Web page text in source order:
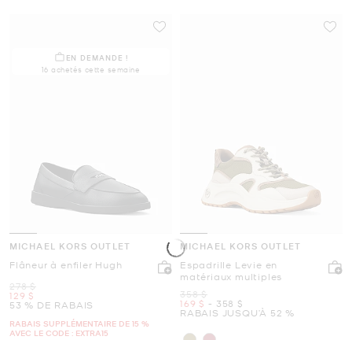
EN DEMANDE !
16 achetés cette semaine
MICHAEL KORS OUTLET
Flâneur à enfiler Hugh
était
278 $
maintenant
129 $
53 % DE RABAIS
RABAIS SUPPLÉMENTAIRE DE 15 %
AVEC LE CODE : EXTRA15
MICHAEL KORS OUTLET
Espadrille Levie en
matériaux multiples
était
358 $
maintenant
169 $ -
to maintenant
358 $
RABAIS JUSQU’À 52 %